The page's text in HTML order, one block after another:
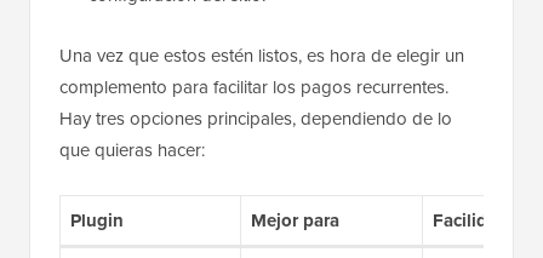
Una vez que estos estén listos, es hora de elegir un
complemento para facilitar los pagos recurrentes.
Hay tres opciones principales, dependiendo de lo
que quieras hacer:
Plugin Mejor para Facilidad de